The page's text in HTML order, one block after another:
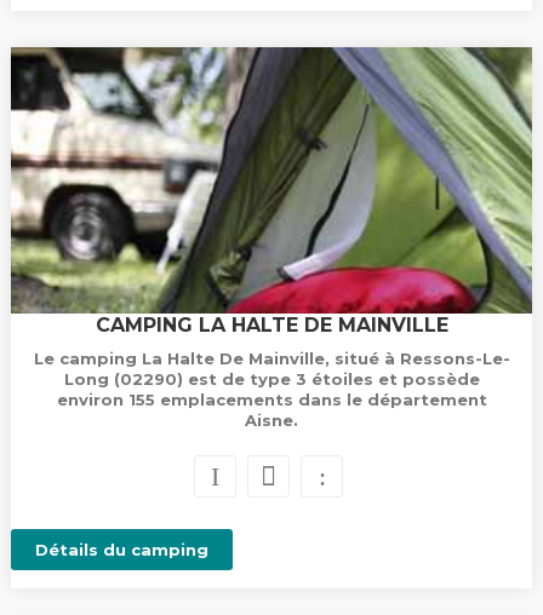
CAMPING LA HALTE DE MAINVILLE
Le camping La Halte De Mainville, situé à Ressons-Le-
Long (02290) est de type 3 étoiles et possède
environ 155 emplacements dans le département
Aisne.
Détails du camping